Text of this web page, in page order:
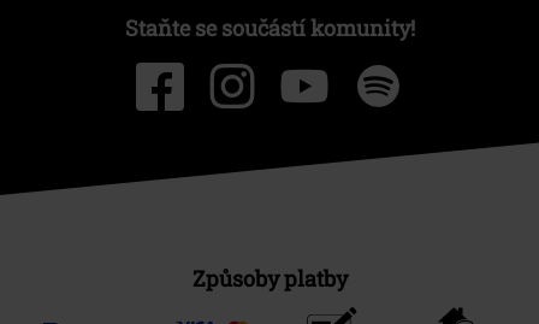
Staňte se součástí komunity!
Způsoby platby